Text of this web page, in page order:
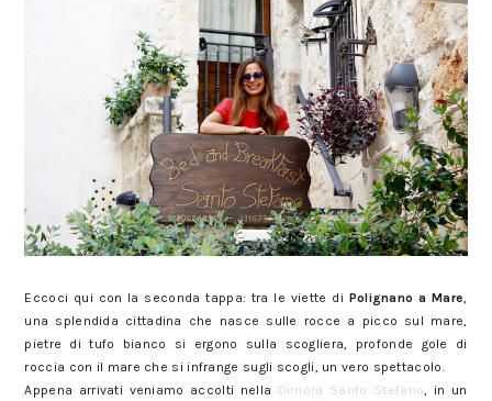
Eccoci qui con la seconda tappa: tra le viette di Polignano a Mare
una splendida cittadina che nasce sulle rocce a picco sul mare,
pietre di tufo bianco si ergono sulla scogliera, profonde gole di
roccia con il mare che si infrange sugli scogli, un vero spettacolo.
Appena arrivati veniamo accolti nella Dimora Santo Stefano , in un